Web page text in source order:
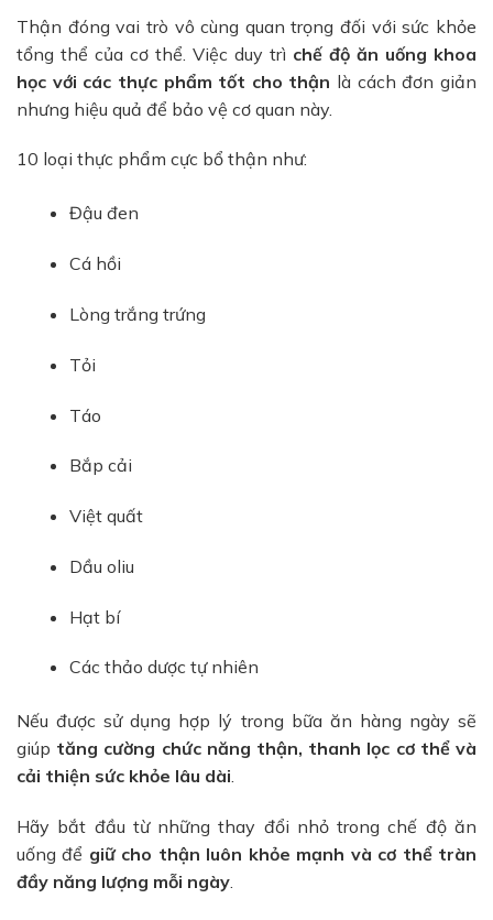
Thận đóng vai trò vô cùng quan trọng đối với sức khỏe
tổng thể của cơ thể. Việc duy trì chế độ ăn uống khoa
học với các thực phẩm tốt cho thận là cách đơn giản
nhưng hiệu quả để bảo vệ cơ quan này.
10 loại thực phẩm cực bổ thận như:
Đậu đen
Cá hồi
Lòng trắng trứng
Tỏi
Táo
Bắp cải
Việt quất
Dầu oliu
Hạt bí
Các thảo dược tự nhiên
Nếu được sử dụng hợp lý trong bữa ăn hàng ngày sẽ
giúp tăng cường chức năng thận, thanh lọc cơ thể và
cải thiện sức khỏe lâu dài.
Hãy bắt đầu từ những thay đổi nhỏ trong chế độ ăn
uống để giữ cho thận luôn khỏe mạnh và cơ thể tràn
đầy năng lượng mỗi ngày.